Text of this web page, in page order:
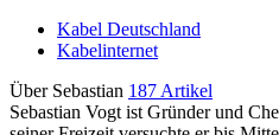
Kabel Deutschland
Kabelinternet
Über Sebastian 187 Artikel
Sebastian Vogt ist Gründer und